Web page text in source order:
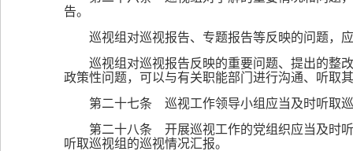
告。
巡视组对巡视报告、专题报告等反映的问题，
巡视组对巡视报告反映的重要问题、提出的整
政策性问题，可以与有关职能部门进行沟通、听取
第二十七条 巡视工作领导小组应当及时听取
第二十八条 开展巡视工作的党组织应当及时
听取巡视组的巡视情况汇报。